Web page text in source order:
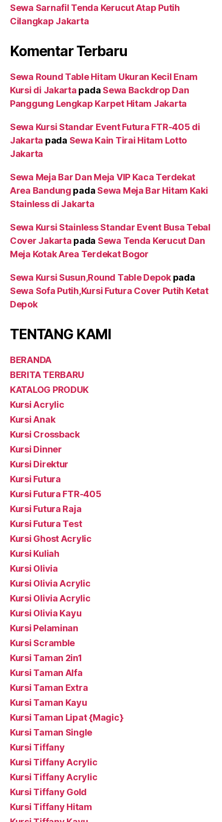
Sewa Sarnafil Tenda Kerucut Atap Putih
Cilangkap Jakarta
Komentar Terbaru
Sewa Round Table Hitam Ukuran Kecil Enam
Kursi di Jakarta pada Sewa Backdrop Dan
Panggung Lengkap Karpet Hitam Jakarta
Sewa Kursi Standar Event Futura FTR-405 di
Jakarta pada Sewa Kain Tirai Hitam Lotto
Jakarta
Sewa Meja Bar Dan Meja VIP Kaca Terdekat
Area Bandung pada Sewa Meja Bar Hitam Kaki
Stainless di Jakarta
Sewa Kursi Stainless Standar Event Busa Tebal
Cover Jakarta pada Sewa Tenda Kerucut Dan
Meja Kotak Area Terdekat Bogor
Sewa Kursi Susun,Round Table Depokpada
Sewa Sofa Putih,Kursi Futura Cover Putih Ketat
Depok
TENTANG KAMI
BERANDA
BERITA TERBARU
KATALOG PRODUK
Kursi Acrylic
Kursi Anak
Kursi Crossback
Kursi Dinner
Kursi Direktur
Kursi Futura
Kursi Futura FTR-405
Kursi Futura Raja
Kursi Futura Test
Kursi Ghost Acrylic
Kursi Kuliah
Kursi Olivia
Kursi Olivia Acrylic
Kursi Olivia Acrylic
Kursi Olivia Kayu
Kursi Pelaminan
Kursi Scramble
Kursi Taman 2in1
Kursi Taman Alfa
Kursi Taman Extra
Kursi Taman Kayu
Kursi Taman Lipat {Magic}
Kursi Taman Single
Kursi Tiffany
Kursi Tiffany Acrylic
Kursi Tiffany Acrylic
Kursi Tiffany Gold
Kursi Tiffany Hitam